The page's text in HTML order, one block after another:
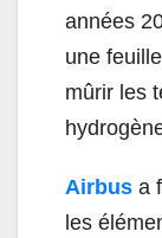
années
une
mûrir les
Airbus a
les